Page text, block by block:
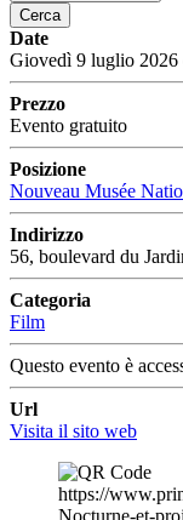
Cerca
Date
Giovedì 9 luglio 2026
Prezzo
Evento gratuito
Posizione
Nouveau Musée
Indirizzo
56, boulevard du
Categoria
Film
Questo evento è
Url
Visita il sito web